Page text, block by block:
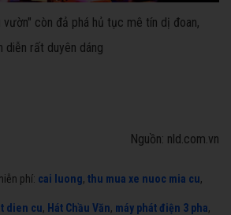
vườn" còn đả phá hủ tục mê tín dị đoan,
diễn rất duyên dáng
Nguồn: nld.com.vn
phí: cai luong, thu mua xe nuoc mia cu,
dien cu, Hát Chầu Văn, máy phát điện 3 pha,